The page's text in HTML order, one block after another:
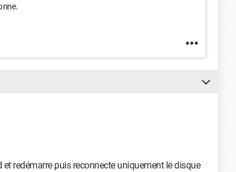
redémarre puis reconnecte uniquement le disque